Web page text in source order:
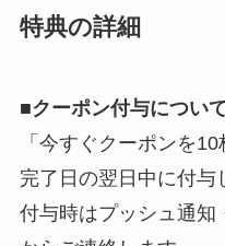
特典の詳細
■クーポン付与につい
「今すぐクーポンを
完了日の翌日中に付与
付与時はプッシュ通知